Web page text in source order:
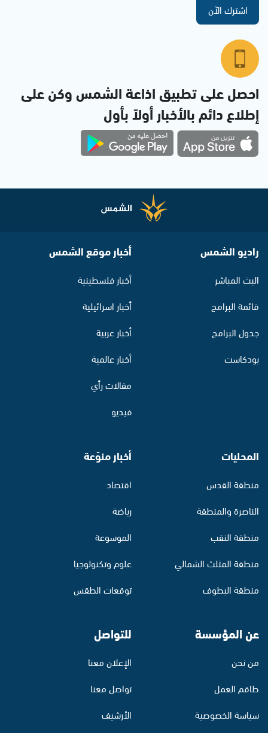
اشترك الآن
احصل على تطبيق اذاعة الشمس وكن على
إطلاع دائم بالأخبار أولاً بأول
راديو الشمس
البث المباشر
قائمة البرامج
جدول البرامج
بودكاست
أخبار موقع الشمس
أخبار فلسطينية
أخبار اسرائيلية
أخبار عربية
أخبار عالمية
مقالات رأي
فيديو
المحليات
منطقة القدس
الناصرة والمنطقة
منطقة النقب
منطقة المثلث الشمالي
منطقة البطوف
أخبار منوّعة
اقتصاد
رياضة
الموسوعة
علوم وتكنولوجيا
توقعات الطقس
عن المؤسسة
من نحن
طاقم العمل
سياسة الخصوصية
للتواصل
الإعلان معنا
تواصل معنا
الأرشيف